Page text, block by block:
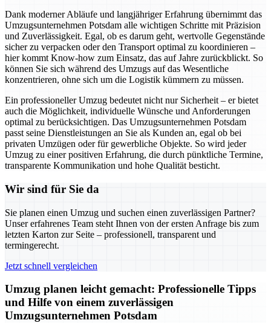
Dank moderner Abläufe und langjähriger Erfahrung übernimmt das
Umzugsunternehmen Potsdam alle wichtigen Schritte mit Präzision
und Zuverlässigkeit. Egal, ob es darum geht, wertvolle Gegenstände
sicher zu verpacken oder den Transport optimal zu koordinieren –
hier kommt Know-how zum Einsatz, das auf Jahre zurückblickt. So
können Sie sich während des Umzugs auf das Wesentliche
konzentrieren, ohne sich um die Logistik kümmern zu müssen.
Ein professioneller Umzug bedeutet nicht nur Sicherheit – er bietet
auch die Möglichkeit, individuelle Wünsche und Anforderungen
optimal zu berücksichtigen. Das Umzugsunternehmen Potsdam
passt seine Dienstleistungen an Sie als Kunden an, egal ob bei
privaten Umzügen oder für gewerbliche Objekte. So wird jeder
Umzug zu einer positiven Erfahrung, die durch pünktliche Termine,
transparente Kommunikation und hohe Qualität besticht.
Wir sind für Sie da
Sie planen einen Umzug und suchen einen zuverlässigen Partner?
Unser erfahrenes Team steht Ihnen von der ersten Anfrage bis zum
letzten Karton zur Seite – professionell, transparent und
termingerecht.
Jetzt schnell vergleichen
Umzug planen leicht gemacht: Professionelle Tipps
und Hilfe von einem zuverlässigen
Umzugsunternehmen Potsdam